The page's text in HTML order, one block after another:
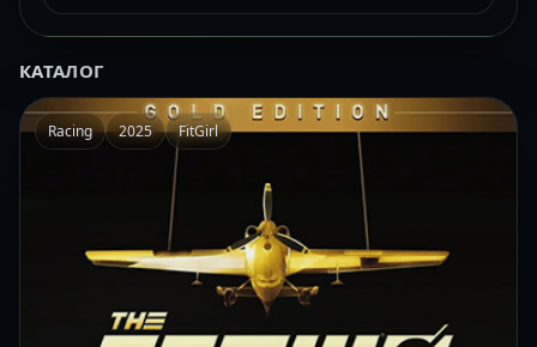
КАТАЛОГ
Racing 2025 FitGirl